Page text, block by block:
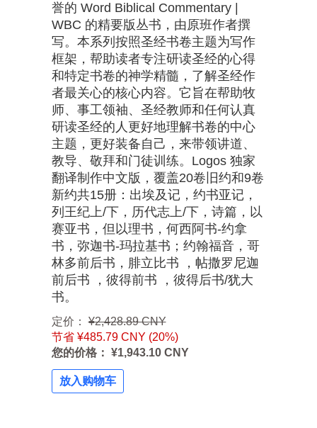
誉的 Word Biblical Commentary |
WBC 的精要版丛书，由原班作者撰
写。本系列按照圣经书卷主题为写作
框架，帮助读者专注研读圣经的心得
和特定书卷的神学精髓，了解圣经作
者最关心的核心内容。它旨在帮助牧
师、事工领袖、圣经教师和任何认真
研读圣经的人更好地理解书卷的中心
主题，更好装备自己，来带领讲道、
教导、敬拜和门徒训练。Logos 独家
翻译制作中文版，覆盖20卷旧约和9卷
新约共15册：出埃及记，约书亚记，
列王纪上/下，历代志上/下，诗篇，以
赛亚书，但以理书，何西阿书-约拿
书，弥迦书-玛拉基书；约翰福音，哥
林多前后书，腓立比书 ，帖撒罗尼迦
前后书 ，彼得前书 ，彼得后书/犹大
书。
定价：¥2,428.89 CNY
节省 ¥485.79 CNY (20%)
您的价格： ¥1,943.10 CNY
放入购物车